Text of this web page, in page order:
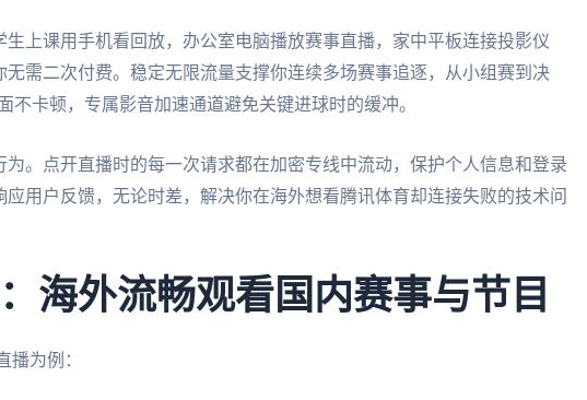
上课用手机看回放，办公室电脑播放赛事直播，家中平板连接投影仪
需二次付费。稳定无限流量支撑你连续多场赛事追逐，从小组赛到决
不卡顿，专属影音加速通道避免关键进球时的缓冲。
。点开直播时的每一次请求都在加密专线中流动，保护个人信息和登录
用户反馈，无论时差，解决你在海外想看腾讯体育却连接失败的技术问
海外流畅观看国内赛事与节目
播为例：